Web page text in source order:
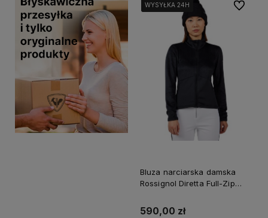
WYSYŁKA 24H
WYSYŁKA 24H
WYSYŁKA 24H
Bluza narciarska damska
Rossignol Diretta Full-Zip
590,00 zł
Do